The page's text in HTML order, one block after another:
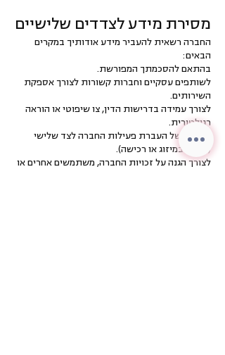
מסירת מידע לצדדים שלישיים
החברה רשאית להעביר מידע אודותיך במקרים
הבאים:
בהתאם להסכמתך המפורשת.
לשותפים עסקיים וחברות קשורות לצורך אספקת
השירותים.
לצורך עמידה בדרישות הדין, צו שיפוטי או הוראה
רגולטורית.
במקרה של העברת פעילות החברה לצד שלישי
(למשל במיזוג או רכישה).
לצורך הגנה על זכויות החברה, משתמשים אחרים או